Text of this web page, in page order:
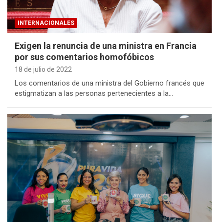
INTERNACIONALES
Exigen la renuncia de una ministra en Francia
por sus comentarios homofóbicos
18 de julio de 2022
Los comentarios de una ministra del Gobierno francés que
estigmatizan a las personas pertenecientes a la…